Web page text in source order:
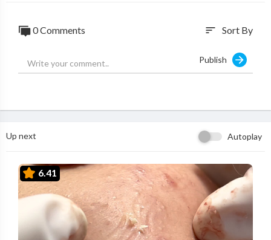
0 Comments sort Sort By
Publish
Up next Autoplay
6.41